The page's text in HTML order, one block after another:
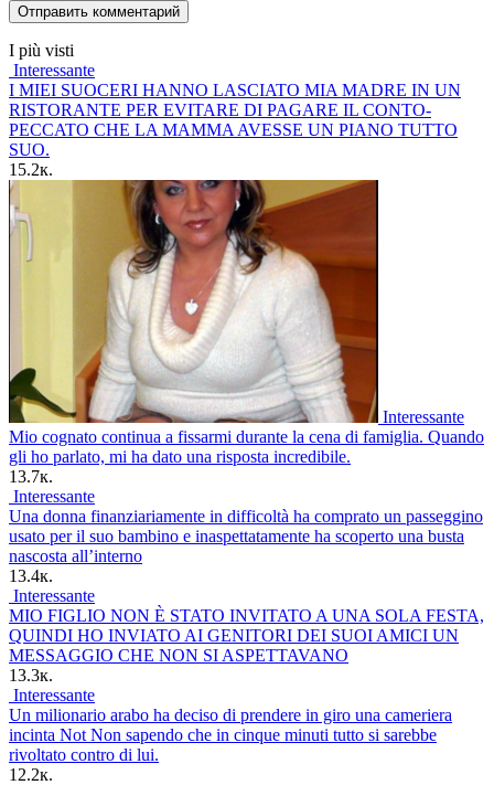
I più visti
Interessante
I MIEI SUOCERI HANNO LASCIATO MIA MADRE IN UN
RISTORANTE PER EVITARE DI PAGARE IL CONTO-
PECCATO CHE LA MAMMA AVESSE UN PIANO TUTTO
SUO.
15.2к.
Interessante
Mio cognato continua a fissarmi durante la cena di famiglia. Quando
gli ho parlato, mi ha dato una risposta incredibile.
13.7к.
Interessante
Una donna finanziariamente in difficoltà ha comprato un passeggino
usato per il suo bambino e inaspettatamente ha scoperto una busta
nascosta all’interno
13.4к.
Interessante
MIO FIGLIO NON È STATO INVITATO A UNA SOLA FESTA,
QUINDI HO INVIATO AI GENITORI DEI SUOI AMICI UN
MESSAGGIO CHE NON SI ASPETTAVANO
13.3к.
Interessante
Un milionario arabo ha deciso di prendere in giro una cameriera
incinta Not Non sapendo che in cinque minuti tutto si sarebbe
rivoltato contro di lui.
12.2к.